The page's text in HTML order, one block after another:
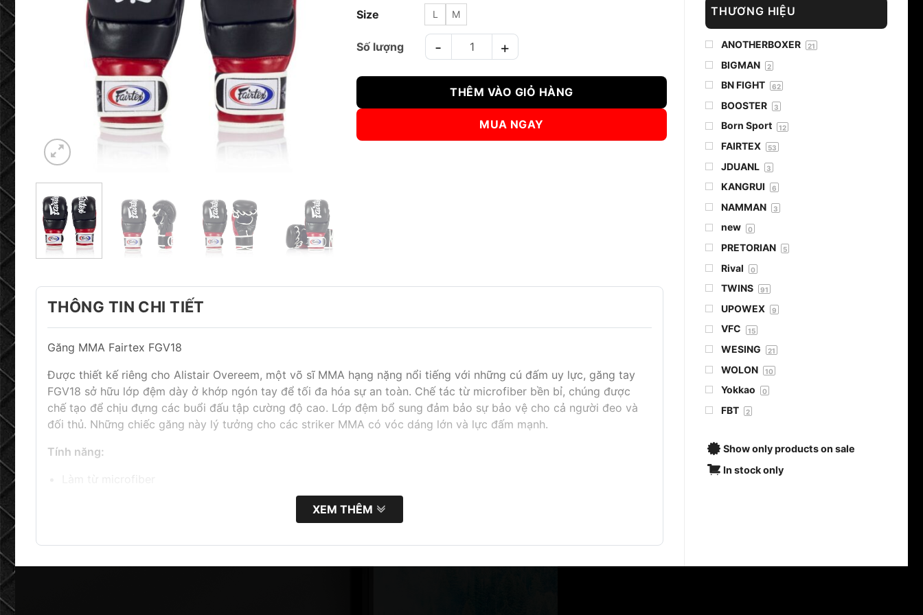
THƯƠNG HIỆU
ANOTHERBOXER 21
BIGMAN 2
BN FIGHT 62
BOOSTER 3
Born Sport 12
FAIRTEX 53
JDUANL 3
KANGRUI 6
NAMMAN 3
new 0
PRETORIAN 5
Rival 0
TWINS 91
UPOWEX 9
VFC 15
WESING 21
WOLON 10
Yokkao 0
FBT 2
Show only products on sale
In stock only
Size L M
Găng MMA Fairtex Super Sparring Grappling Gloves FGV18 số lượng
THÊM VÀO GIỎ HÀNG
MUA NGAY
THÔNG TIN CHI TIẾT
Găng MMA Fairtex FGV18
Được thiết kế riêng cho Alistair Overeem, một võ sĩ MMA hạng nặng nổi tiếng với những cú đấm uy lực, găng tay
FGV18 sở hữu lớp đệm dày ở khớp ngón tay để tối đa hóa sự an toàn. Chế tác từ microfiber bền bỉ, chúng được
chế tạo để chịu đựng các buổi đấu tập cường độ cao. Lớp đệm bổ sung đảm bảo sự bảo vệ cho cả người đeo và
đối thủ. Những chiếc găng này lý tưởng cho các striker MMA có vóc dáng lớn và lực đấm mạnh.
Tính năng:
Làm từ microfiber
Vùng khớp ngón tay có đệm tăng cường để bảo vệ tối đa
Thiết kế ôm sát cho cảm giác vừa vặn, chắc chắn
XEM THÊM